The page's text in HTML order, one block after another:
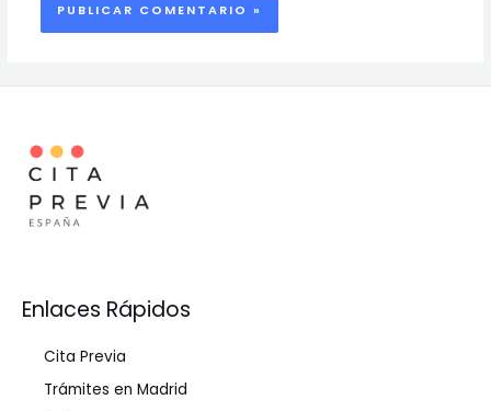
Enlaces Rápidos
Cita Previa
Trámites en Madrid